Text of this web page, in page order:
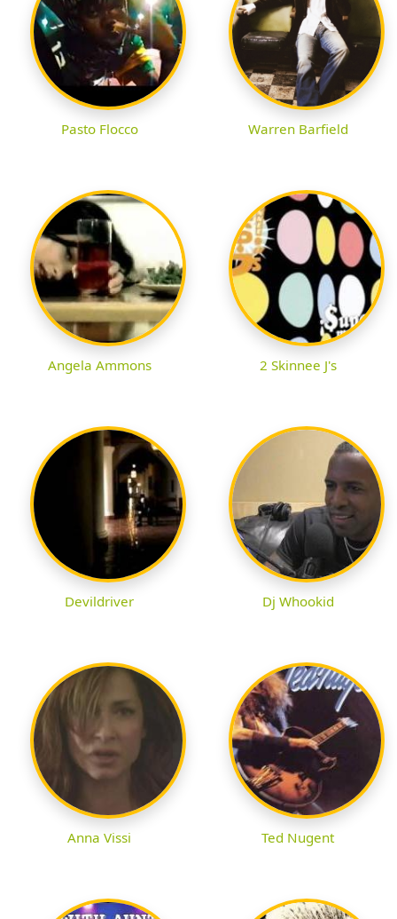
Pasto Flocco Warren Barfield
Angela Ammons 2 Skinnee J's
Devildriver Dj Whookid
Anna Vissi Ted Nugent